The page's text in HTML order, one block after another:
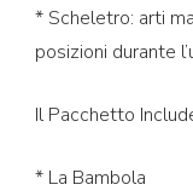
* Scheletro: arti
posizioni durante
Il Pacchetto
* La Bambola